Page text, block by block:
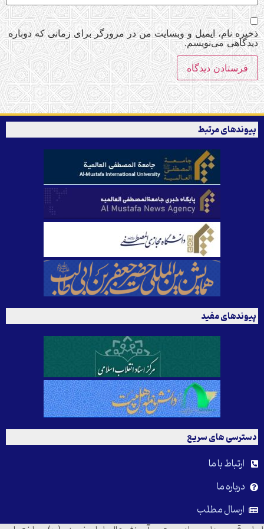
ذخیره نام، ایمیل و وبسایت من در مرورگر برای زمانی که دوباره
دیدگاهی می‌نویسم.
پیوندهای مرتبط
پیوندهای مفید
دسترسی های سریع
ارتباط با ما
درباره ما
ارسال مطلب